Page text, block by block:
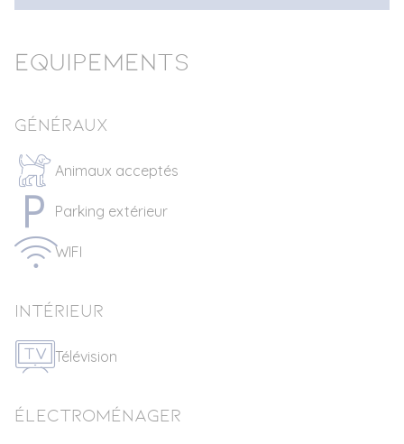
Equipements
Généraux
Animaux acceptés
Parking extérieur
WIFI
Intérieur
Télévision
Électroménager